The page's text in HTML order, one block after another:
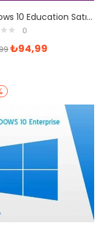
Windows 10 Education Satın Al
0
₺94,99